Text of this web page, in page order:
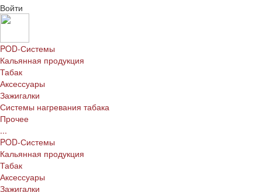
Войти
POD-Системы
Кальянная продукция
Табак
Аксессуары
Зажигалки
Системы нагревания табака
Прочее
...
POD-Системы
Кальянная продукция
Табак
Аксессуары
Зажигалки